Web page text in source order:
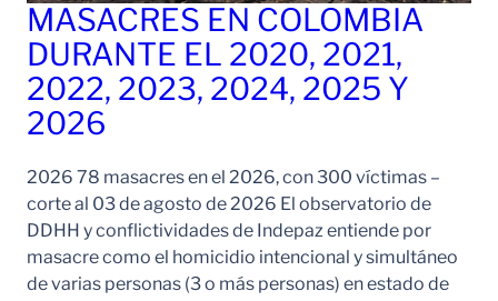
MASACRES EN COLOMBIA
DURANTE EL 2020, 2021,
2022, 2023, 2024, 2025 Y
2026
2026 78 masacres en el 2026, con 300 víctimas –
corte al 03 de agosto de 2026 El observatorio de
DDHH y conflictividades de Indepaz entiende por
masacre como el homicidio intencional y simultáneo
de varias personas (3 o más personas) en estado de